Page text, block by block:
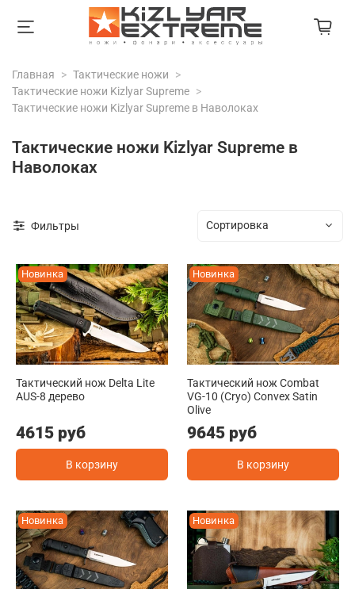
Главная
Тактические ножи
Тактические ножи Kizlyar Supreme
Тактические ножи Kizlyar Supreme в Наволоках
Тактические ножи Kizlyar Supreme в
Наволоках
Фильтры
Новинка
Тактический нож Delta Lite
AUS-8 дерево
4615 руб
В корзину
Новинка
Тактический нож Combat
VG-10 (Cryo) Convex Satin
Olive
9645 руб
В корзину
Новинка Новинка